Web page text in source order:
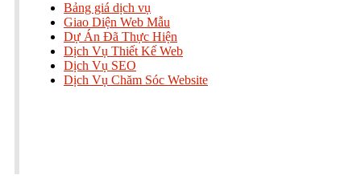
Bảng giá dịch vụ
Giao Diện Web Mẫu
Dự Án Đã Thực Hiện
Dịch Vụ Thiết Kế Web
Dịch Vụ SEO
Dịch Vụ Chăm Sóc Website